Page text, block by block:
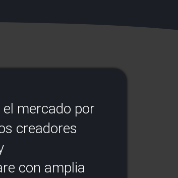
mercado por
creadores
con amplia